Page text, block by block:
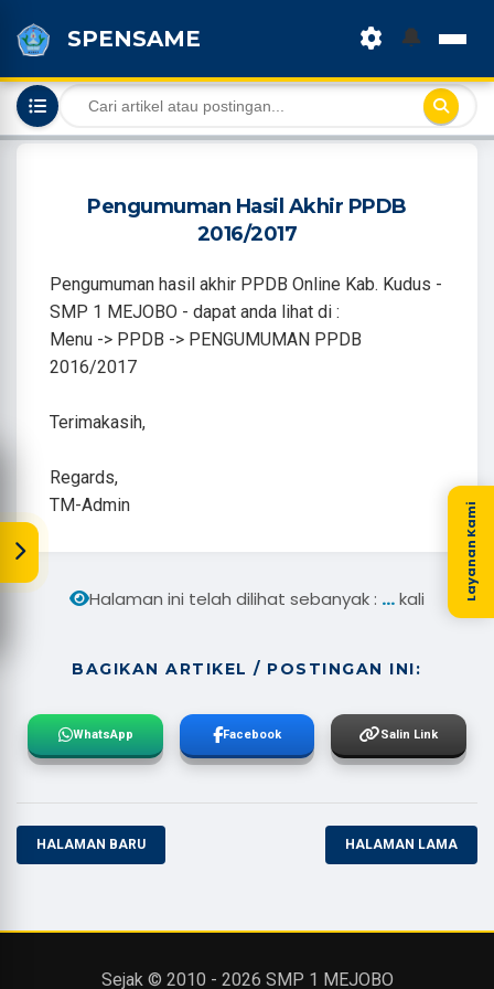
SPENSAME 🔔
Pengumuman Hasil Akhir PPDB
2016/2017
Pengumuman hasil akhir PPDB Online Kab. Kudus -
SMP 1 MEJOBO - dapat anda lihat di :
Menu -> PPDB -> PENGUMUMAN PPDB
2016/2017
Terimakasih,
Regards,
TM-Admin
Halaman ini telah dilihat sebanyak : ...kali
BAGIKAN ARTIKEL / POSTINGAN INI:
WhatsApp Facebook Salin Link
HALAMAN BARU HALAMAN LAMA
Sejak © 2010 - 2026 SMP 1 MEJOBO
Layanan Kami